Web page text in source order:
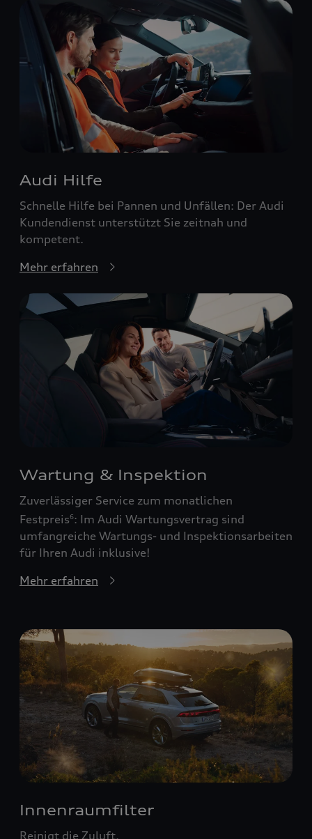
Audi Hilfe
Schnelle Hilfe bei Pannen und Unfällen: Der Audi
Kundendienst unterstützt Sie zeitnah und
kompetent.
Mehr erfahren
Wartung & Inspektion
Zuverlässiger Service zum monatlichen
Festpreis6: Im Audi Wartungsvertrag sind
umfangreiche Wartungs- und Inspektionsarbeiten
für Ihren Audi inklusive!
Mehr erfahren
Innenraumfilter
Reinigt die Zuluft.